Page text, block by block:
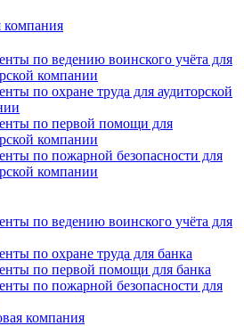
компания
по ведению воинского учёта для
компании
по охране труда для аудиторской
по первой помощи для
компании
по пожарной безопасности для
компании
по ведению воинского учёта для
по охране труда для банка
по первой помощи для банка
по пожарной безопасности для
компания